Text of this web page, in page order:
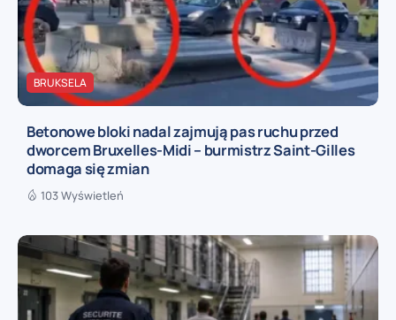
BRUKSELA
Betonowe bloki nadal zajmują pas ruchu przed
dworcem Bruxelles-Midi – burmistrz Saint-Gilles
domaga się zmian
103 Wyświetleń